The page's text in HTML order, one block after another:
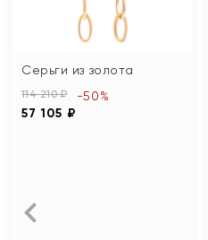
Серьги из золота
114 210 ₽
57 105 ₽
-50%